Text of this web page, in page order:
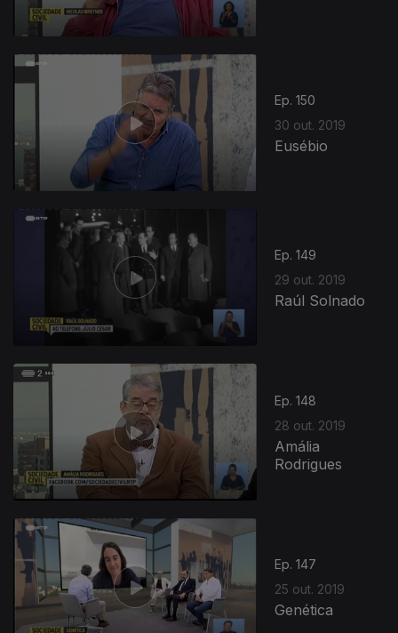
Ep. 150
30 out. 2019
Eusébio
Ep. 149
29 out. 2019
Raúl Solnado
Ep. 148
28 out. 2019
Amália
Rodrigues
Ep. 147
25 out. 2019
Genética